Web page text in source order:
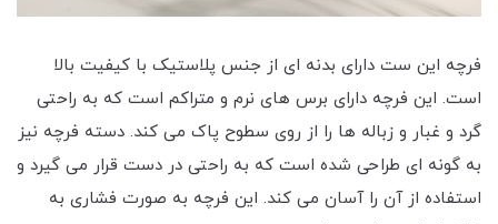
فرچه این ست دارای بدنه ای از جنس پلاستیک با کیفیت بالا
است. این فرچه دارای برس های نرم و متراکم است که به راحتی
گرد و غبار و زباله ها را از روی سطوح پاک می کند. دسته فرچه نیز
به گونه ای طراحی شده است که به راحتی در دست قرار می گیرد و
استفاده از آن را آسان می کند. این فرچه به صورت فشاری به